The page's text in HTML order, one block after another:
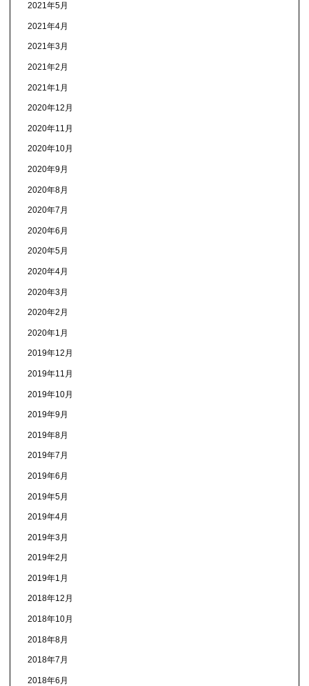
2021年5月
2021年4月
2021年3月
2021年2月
2021年1月
2020年12月
2020年11月
2020年10月
2020年9月
2020年8月
2020年7月
2020年6月
2020年5月
2020年4月
2020年3月
2020年2月
2020年1月
2019年12月
2019年11月
2019年10月
2019年9月
2019年8月
2019年7月
2019年6月
2019年5月
2019年4月
2019年3月
2019年2月
2019年1月
2018年12月
2018年10月
2018年8月
2018年7月
2018年6月